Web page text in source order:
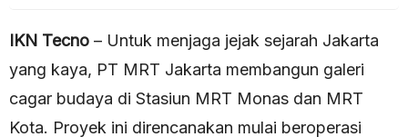
IKN Tecno – Untuk menjaga jejak sejarah Jakarta
yang kaya, PT MRT Jakarta membangun galeri
cagar budaya di Stasiun MRT Monas dan MRT
Kota. Proyek ini direncanakan mulai beroperasi